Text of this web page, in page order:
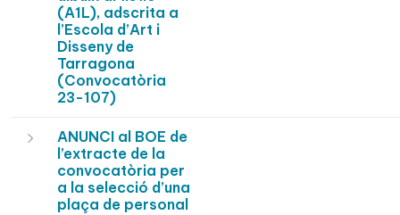
(A1L), adscrita a
l’Escola d’Art i
Disseny de
Tarragona
(Convocatòria
23-107)
ANUNCI al BOE de
l’extracte de la
convocatòria per
a la selecció d’una
plaça de personal